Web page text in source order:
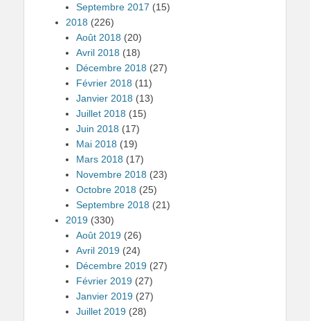
Septembre 2017 (15)
2018 (226)
Août 2018 (20)
Avril 2018 (18)
Décembre 2018 (27)
Février 2018 (11)
Janvier 2018 (13)
Juillet 2018 (15)
Juin 2018 (17)
Mai 2018 (19)
Mars 2018 (17)
Novembre 2018 (23)
Octobre 2018 (25)
Septembre 2018 (21)
2019 (330)
Août 2019 (26)
Avril 2019 (24)
Décembre 2019 (27)
Février 2019 (27)
Janvier 2019 (27)
Juillet 2019 (28)